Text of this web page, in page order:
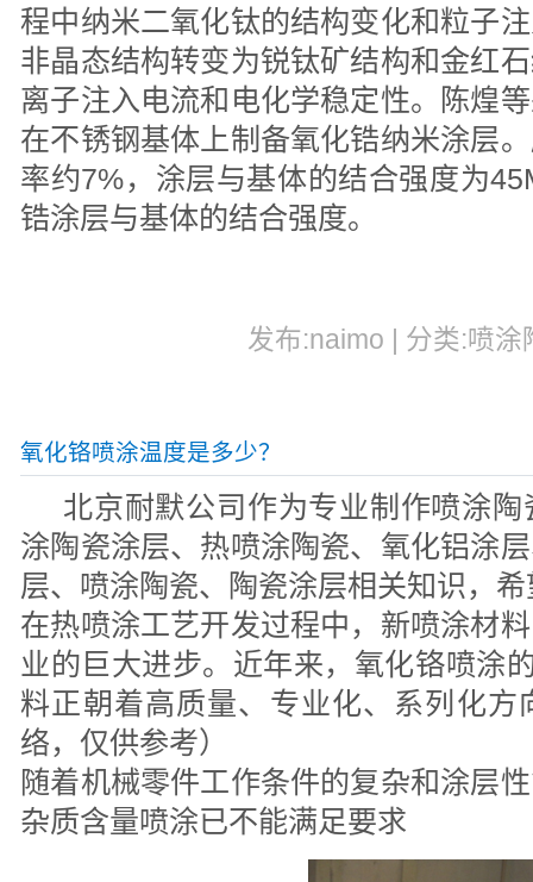
程中纳米二氧化钛的结构变化和粒子
非晶态结构转变为锐钛矿结构和金红
离子注入电流和电化学稳定性。陈煌
在不锈钢基体上制备氧化锆纳米涂层
率约7%，涂层与基体的结合强度为
锆涂层与基体的结合强度。
发布:naimo | 分类:喷
氧化铬喷涂温度是多少？
北京耐默公司作为专业制作喷涂
涂陶瓷涂层、热喷涂陶瓷、氧化铝涂
层、喷涂陶瓷、陶瓷涂层相关知识，
在热喷涂工艺开发过程中，新喷涂材
业的巨大进步。近年来，氧化铬喷涂
料正朝着高质量、专业化、系列化方
络，仅供参考）
随着机械零件工作条件的复杂和涂层
杂质含量喷涂已不能满足要求